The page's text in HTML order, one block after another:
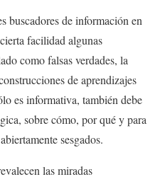
buscadores de información en
facilidad algunas
como falsas verdades, la
de aprendizajes
es informativa, también debe
sobre cómo, por qué y para
sesgados.
las miradas